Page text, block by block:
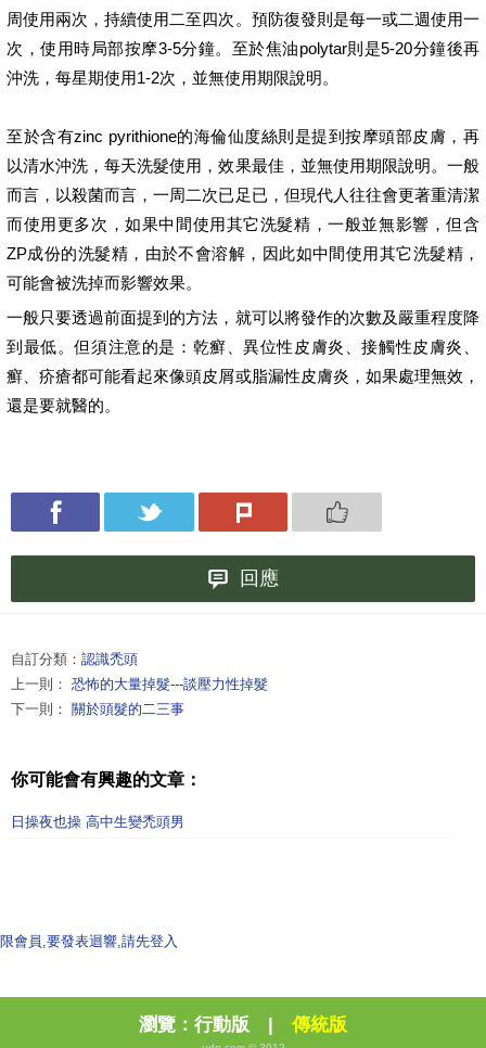
周使用兩次，持續使用二至四次。預防復發則是每一或二週使用一
次，使用時局部按摩3-5分鐘。至於焦油polytar則是5-20分鐘後再
沖洗，每星期使用1-2次，並無使用期限說明。
至於含有zinc pyrithione的海倫仙度絲則是提到按摩頭部皮膚，再
以清水沖洗，每天洗髮使用，效果最佳，並無使用期限說明。一般
而言，以殺菌而言，一周二次已足已，但現代人往往會更著重清潔
而使用更多次，如果中間使用其它洗髮精，一般並無影響，但含
ZP成份的洗髮精，由於不會溶解，因此如中間使用其它洗髮精，
可能會被洗掉而影響效果。
一般只要透過前面提到的方法，就可以將發作的次數及嚴重程度降
到最低。但須注意的是：乾癬、異位性皮膚炎、接觸性皮膚炎、
癬、疥瘡都可能看起來像頭皮屑或脂漏性皮膚炎，如果處理無效，
還是要就醫的。
回應
自訂分類： 認識禿頭
上一則： 恐怖的大量掉髮---談壓力性掉髮
下一則： 關於頭髮的二三事
你可能會有興趣的文章：
日操夜也操 高中生變禿頭男
限會員,要發表迴響,請先登入
瀏覽： 行動版 | 傳統版